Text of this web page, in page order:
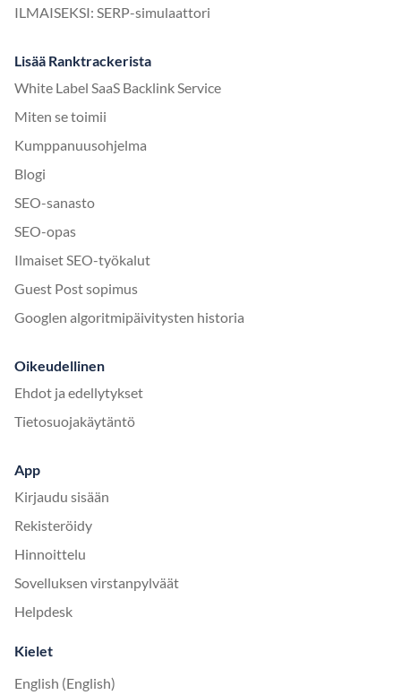
ILMAISEKSI: SERP-simulaattori
Lisää Ranktrackerista
White Label SaaS Backlink Service
Miten se toimii
Kumppanuusohjelma
Blogi
SEO-sanasto
SEO-opas
Ilmaiset SEO-työkalut
Guest Post sopimus
Googlen algoritmipäivitysten historia
Oikeudellinen
Ehdot ja edellytykset
Tietosuojakäytäntö
App
Kirjaudu sisään
Rekisteröidy
Hinnoittelu
Sovelluksen virstanpylväät
Helpdesk
Kielet
English (English)